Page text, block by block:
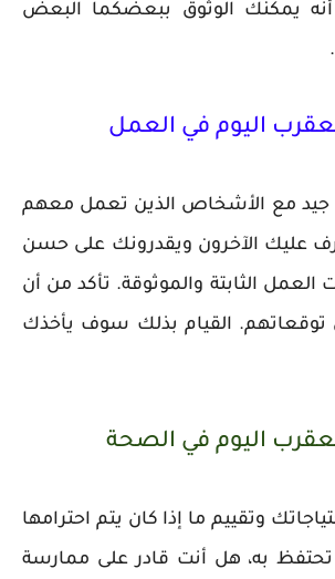
يمكنك الوثوق ببعضكما البعض
اليوم في العمل
مع الأشخاص الذين تعمل معهم
عليك الآخرون ويقدرونك على حسن
العمل الثابتة والموثوقة. تأكد من أن
توقعاتهم. القيام بذلك سوف يأخذك
اليوم في الصحة
وتقييم ما إذا كان يتم احترامها
به، هل أنت قادر على ممارسة